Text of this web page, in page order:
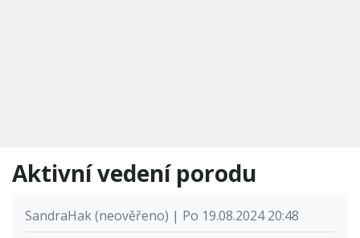
Aktivní vedení porodu
SandraHak (neověřeno) | Po 19.08.2024 20:48